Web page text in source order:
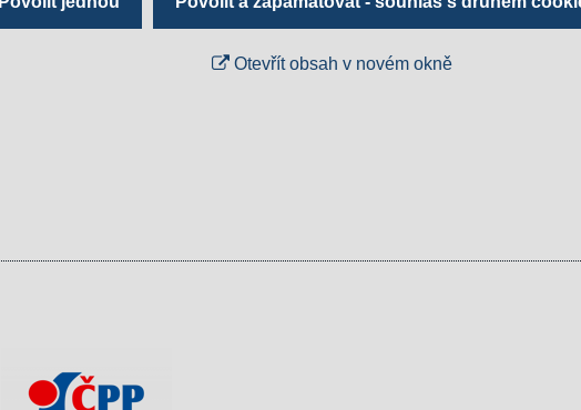
Otevřít obsah v novém okně